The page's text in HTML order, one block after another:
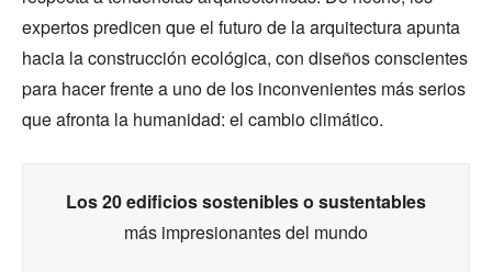
expertos predicen que el futuro de la arquitectura apunta
hacia la construcción ecológica, con diseños conscientes
para hacer frente a uno de los inconvenientes más serios
que afronta la humanidad: el cambio climático.
Los 20 edificios sostenibles o sustentables
más impresionantes del mundo